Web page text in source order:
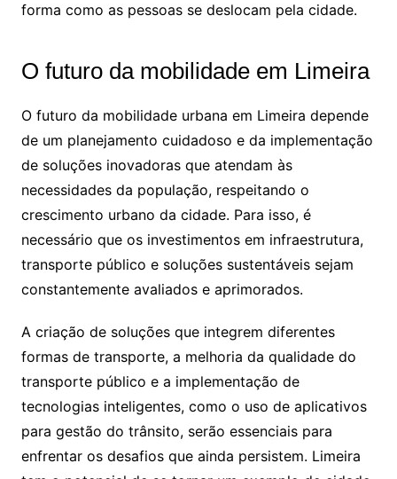
forma como as pessoas se deslocam pela cidade.
O futuro da mobilidade em Limeira
O futuro da mobilidade urbana em Limeira depende
de um planejamento cuidadoso e da implementação
de soluções inovadoras que atendam às
necessidades da população, respeitando o
crescimento urbano da cidade. Para isso, é
necessário que os investimentos em infraestrutura,
transporte público e soluções sustentáveis sejam
constantemente avaliados e aprimorados.
A criação de soluções que integrem diferentes
formas de transporte, a melhoria da qualidade do
transporte público e a implementação de
tecnologias inteligentes, como o uso de aplicativos
para gestão do trânsito, serão essenciais para
enfrentar os desafios que ainda persistem. Limeira